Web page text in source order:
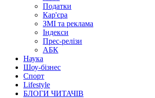
Податки
Кар'єра
ЗМІ та реклама
Індекси
Прес-релізи
АБК
Наука
Шоу-бізнес
Спорт
Lifestyle
БЛОГИ ЧИТАЧІВ